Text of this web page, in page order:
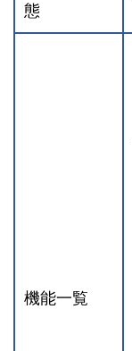
態
機能一覧